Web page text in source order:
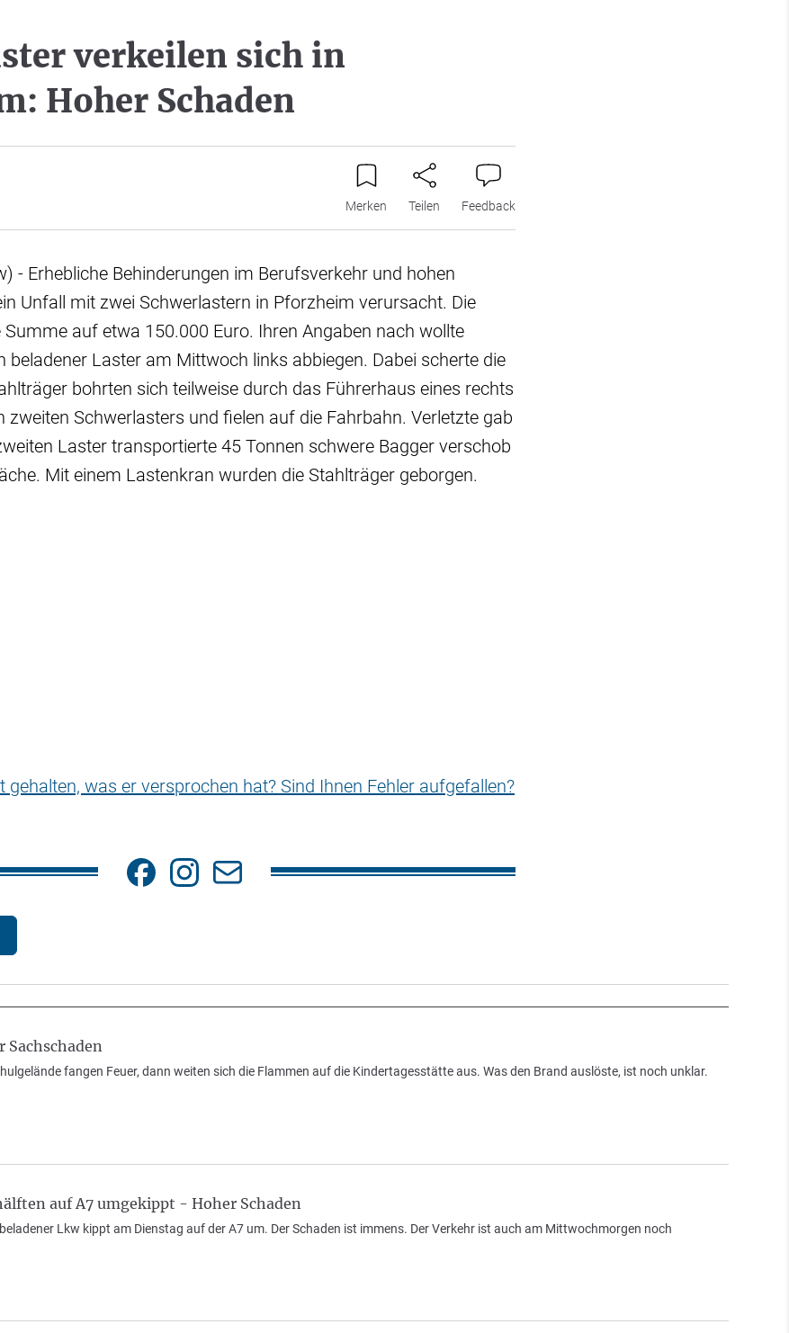
verkeilen sich in
Hoher Schaden
Merken Teilen Feedback
- Erhebliche Behinderungen im Berufsverkehr und hohen
Unfall mit zwei Schwerlastern in Pforzheim verursacht. Die
Summe auf etwa 150.000 Euro. Ihren Angaben nach wollte
beladener Laster am Mittwoch links abbiegen. Dabei scherte die
bohrten sich teilweise durch das Führerhaus eines rechts
zweiten Schwerlasters und fielen auf die Fahrbahn. Verletzte gab
Laster transportierte 45 Tonnen schwere Bagger verschob
Mit einem Lastenkran wurden die Stahlträger geborgen.
gehalten, was er versprochen hat? Sind Ihnen Fehler aufgefallen?
fangen Feuer, dann weiten sich die Flammen auf die Kindertagesstätte aus. Was den Brand auslöste, ist noch unklar.
auf A7 umgekippt - Hoher Schaden
Lkw kippt am Dienstag auf der A7 um. Der Schaden ist immens. Der Verkehr ist auch am Mittwochmorgen noch